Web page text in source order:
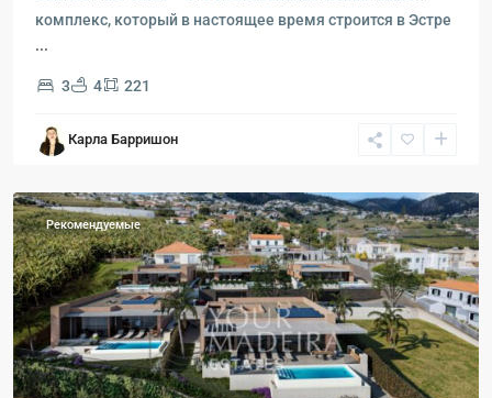
комплекс, который в настоящее время строится в Эстре
...
3 4 221
Карла Барришон
Эстрейто-
да-
Рекомендуемые